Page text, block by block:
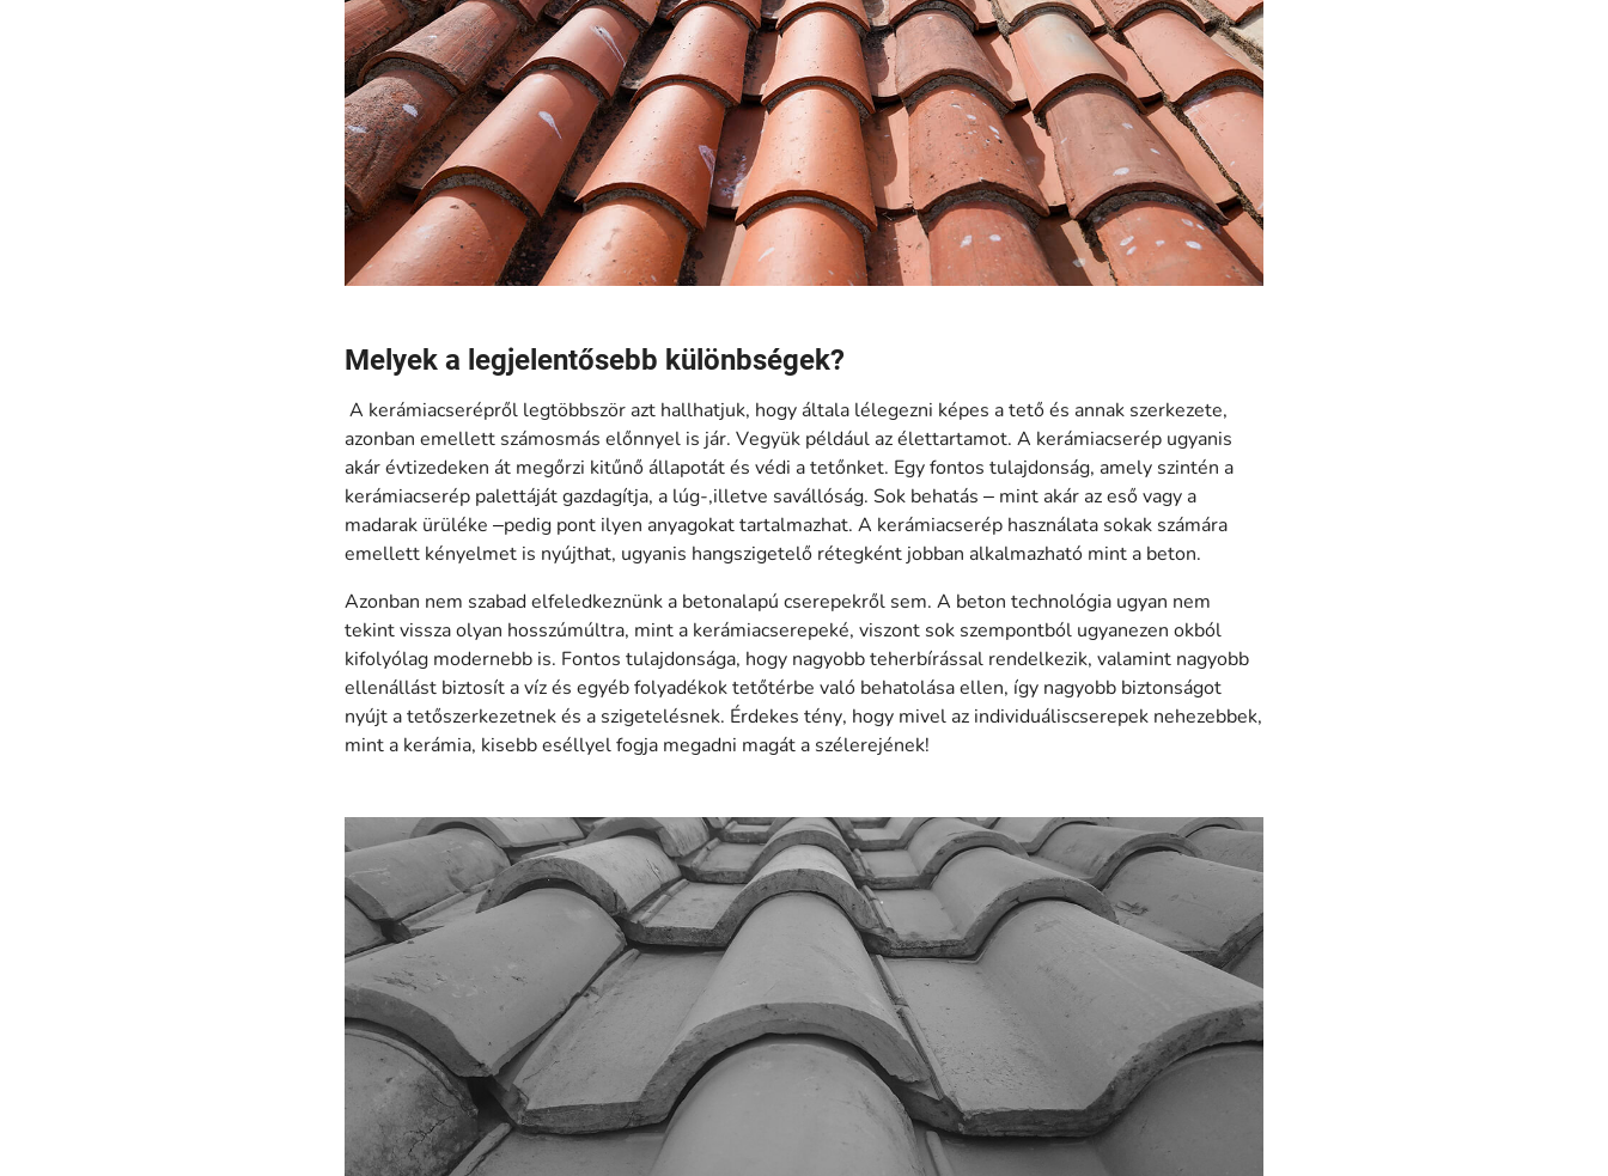
Melyek a legjelentősebb különbségek?
A kerámiacserépről legtöbbször azt hallhatjuk, hogy általa lélegezni képes a tető és annak szerkezete,
azonban emellett számosmás előnnyel is jár. Vegyük például az élettartamot. A kerámiacserép ugyanis
akár évtizedeken át megőrzi kitűnő állapotát és védi a tetőnket. Egy fontos tulajdonság, amely szintén a
kerámiacserép palettáját gazdagítja, a lúg-,illetve savállóság. Sok behatás – mint akár az eső vagy a
madarak ürüléke –pedig pont ilyen anyagokat tartalmazhat. A kerámiacserép használata sokak számára
emellett kényelmet is nyújthat, ugyanis hangszigetelő rétegként jobban alkalmazható mint a beton.
Azonban nem szabad elfeledkeznünk a betonalapú cserepekről sem. A beton technológia ugyan nem
tekint vissza olyan hosszúmúltra, mint a kerámiacserepeké, viszont sok szempontból ugyanezen okból
kifolyólag modernebb is. Fontos tulajdonsága, hogy nagyobb teherbírással rendelkezik, valamint nagyobb
ellenállást biztosít a víz és egyéb folyadékok tetőtérbe való behatolása ellen, így nagyobb biztonságot
nyújt a tetőszerkezetnek és a szigetelésnek. Érdekes tény, hogy mivel az individuáliscserepek nehezebbek,
mint a kerámia, kisebb eséllyel fogja megadni magát a szélerejének!